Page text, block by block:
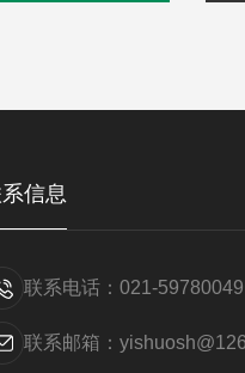
信息
联系电话：021-59780049
联系邮箱：